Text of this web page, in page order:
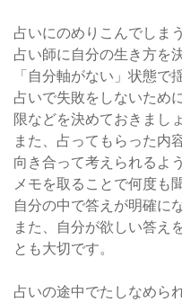
占いにのめりこんでしま
占い師に自分の生き方を
「自分軸がない」状態で
占いで失敗をしないため
限などを決めておきましょ
また、占ってもらった内
向き合って考えられるよ
メモを取ることで何度も
自分の中で答えが明確に
また、自分が欲しい答え
とも大切です。
占いの途中でたしなめら